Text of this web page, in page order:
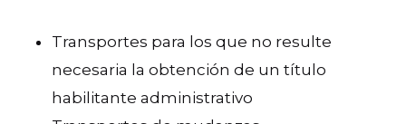
Transportes para los que no resulte
necesaria la obtención de un título
habilitante administrativo